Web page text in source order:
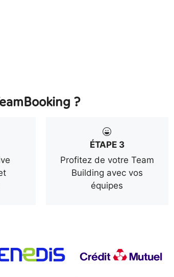
?
ÉTAPE 3
Profitez de votre Team
Building avec vos
équipes